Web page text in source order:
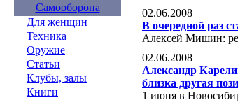
Самооборона
Для женщин
Техника
Оружие
Статьи
Клубы, залы
Книги
02.06.2008
В очередной раз
Алексей Мишин:
02.06.2008
Александр
близка другая
1 июня в